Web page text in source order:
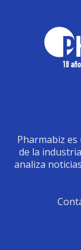
Pharmabiz
de la
analiza